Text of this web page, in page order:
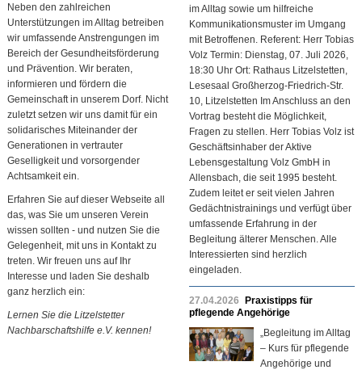
Neben den zahlreichen
Unterstützungen im Alltag betreiben
wir umfassende Anstrengungen im
Bereich der Gesundheitsförderung
und Prävention. Wir beraten,
informieren und fördern die
Gemeinschaft in unserem Dorf. Nicht
zuletzt setzen wir uns damit für ein
solidarisches Miteinander der
Generationen in vertrauter
Geselligkeit und vorsorgender
Achtsamkeit ein.
Erfahren Sie auf dieser Webseite all
das, was Sie um unseren Verein
wissen sollten - und nutzen Sie die
Gelegenheit, mit uns in Kontakt zu
treten. Wir freuen uns auf Ihr
Interesse und laden Sie deshalb
ganz herzlich ein:
Lernen Sie die Litzelstetter
Nachbarschaftshilfe e.V. kennen!
im Alltag sowie um hilfreiche
Kommunikationsmuster im Umgang
mit Betroffenen. Referent: Herr Tobias
Volz Termin: Dienstag, 07. Juli 2026,
18:30 Uhr Ort: Rathaus Litzelstetten,
Lesesaal Großherzog-Friedrich-Str.
10, Litzelstetten Im Anschluss an den
Vortrag besteht die Möglichkeit,
Fragen zu stellen. Herr Tobias Volz ist
Geschäftsinhaber der Aktive
Lebensgestaltung Volz GmbH in
Allensbach, die seit 1995 besteht.
Zudem leitet er seit vielen Jahren
Gedächtnistrainings und verfügt über
umfassende Erfahrung in der
Begleitung älterer Menschen. Alle
Interessierten sind herzlich
eingeladen.
27.04.2026
Praxistipps für
pflegende Angehörige
„Begleitung im Alltag
– Kurs für pflegende
Angehörige und